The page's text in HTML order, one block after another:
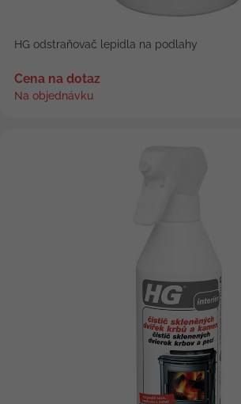
HG odstraňovač lepidla na podlahy
Cena na dotaz
Na objednávku